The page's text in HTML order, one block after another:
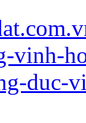
vinh-
duc-